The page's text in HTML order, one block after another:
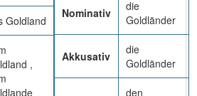
-goldlandaber mit einem
Nutzer haben den Artikel
Goldland
,
Nominativ
die
Goldländer
Akkusativ
die
Goldländer
den